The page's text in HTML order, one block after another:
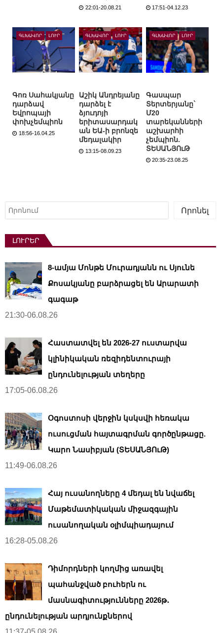
22:01-20.08.21 17:51-04.12.23
ԳԼԽԱՎՈՐ ԼՈՒՐ
Գոռ Սահակյանը
դարձավ
Եվրոպայի
փոխչեմպիոն
18:56-16.04.25
ԳԼԽԱՎՈՐ ԼՈՒՐ
Աշիկ Անդրեյանը
դարձել է
ձյուդոյի
երիտասարդակ
ան ԵԱ-ի բրոնզե
մեդալակիր
13:15-08.09.23
ԳԼԽԱՎՈՐ ԼՈՒՐ
Գասպար
Տերտերյանը`
Մ20
տարեկանների
աշխարհի
չեմպիոն.
ՏԵՍԱՆՅՈւԹ
20:35-23.08.25
Որոնել
Որոնել
ԼՈՒՐԵՐ
8-ամյա Մոնթե Մուրադյանն ու Սյունե
Քոսակյանը բարձրացել են Արարատի
գագաթ
21:30-06.08.26
Հաստատվել են 2026-27 ուստարվա
կլինիկական ռեզիդենտուրայի
ընդունելության տեղերը
17:05-06.08.26
Օգոստոսի վերջին կսկսվի հեռակա
ուսուցման հայտագրման գործընթացը.
Կարո Նասիբյան (ՏԵՍԱՆՅՈւԹ)
11:49-06.08.26
Հայ ուսանողները 4 մեդալ են նվաճել
Մաթեմատիկական միջազգային
ուսանողական օլիմպիադայում
16:28-05.08.26
Դիմորդների կողմից առավել
պահանջված բուհերն ու
մասնագիտությունները 2026թ․
ընդունելության արդյունքներով